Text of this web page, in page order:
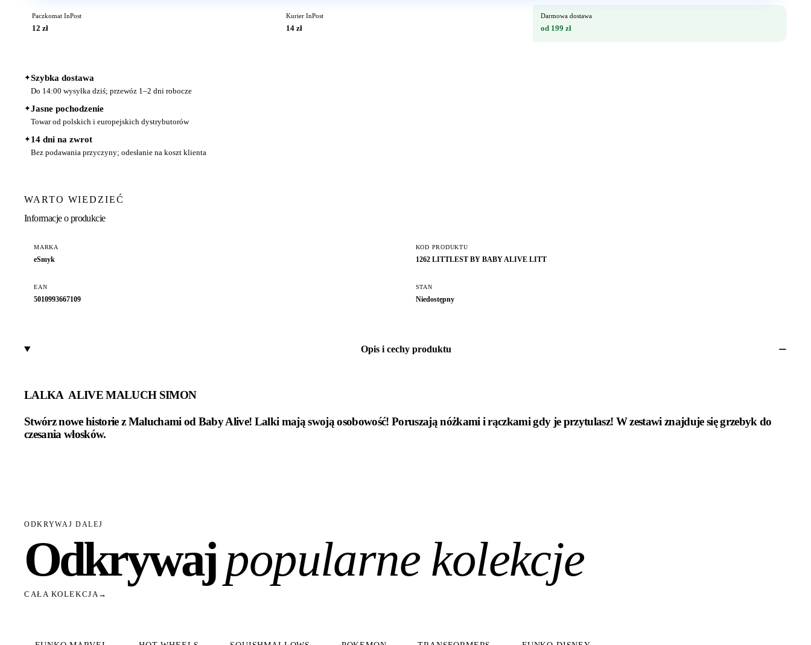
Paczkomat InPost
12 zł
Kurier InPost
14 zł
Darmowa dostawa
od 199 zł
✦Szybka dostawa
Do 14:00 wysyłka dziś; przewóz 1–2 dni robocze
✦Jasne pochodzenie
Towar od polskich i europejskich dystrybutorów
✦14 dni na zwrot
Bez podawania przyczyny; odesłanie na koszt klienta
WARTO WIEDZIEĆ
Informacje o produkcie
MARKA
eSmyk
KOD PRODUKTU
1262 LITTLEST BY BABY ALIVE LITT
EAN
5010993667109
STAN
Niedostępny
Opis i cechy produktu
LALKA ALIVE MALUCH SIMON
Stwórz nowe historie z Maluchami od Baby Alive! Lalki mają swoją osobowość! Poruszają nóżkami i rączkami gdy je przytulasz! W zestawi znajduje się grzebyk do
czesania włosków.
ODKRYWAJ DALEJ
Odkrywaj popularne kolekcje
CAŁA KOLEKCJA →